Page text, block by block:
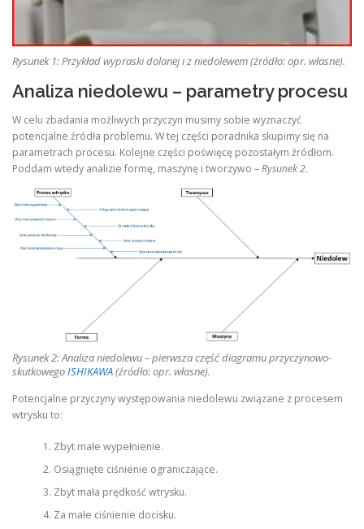
Rysunek 1: Przykład wypraski dolanej i z niedolewem (źródło: opr. własne).
Analiza niedolewu – parametry procesu
W celu zbadania możliwych przyczyn musimy sobie wyznaczyć
potencjalne źródła problemu. W tej części poradnika skupimy się na
parametrach procesu. Kolejne części poświęcę pozostałym źródłom.
Poddam wtedy analizie formę, maszynę i tworzywo –Rysunek 2.
Rysunek 2: Analiza niedolewu – pierwsza część diagramu przyczynowo-
skutkowegoISHIKAWA(źródło: opr. własne).
Potencjalne przyczyny występowania niedolewu związane z procesem
wtrysku to:
Zbyt małe wypełnienie.
Osiągnięte ciśnienie ograniczające.
Zbyt mała prędkość wtrysku.
Za małe ciśnienie docisku.